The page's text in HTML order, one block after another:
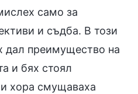
само за
и съдба. В този
дал преимущество на
и бях стоял
хора смущаваха